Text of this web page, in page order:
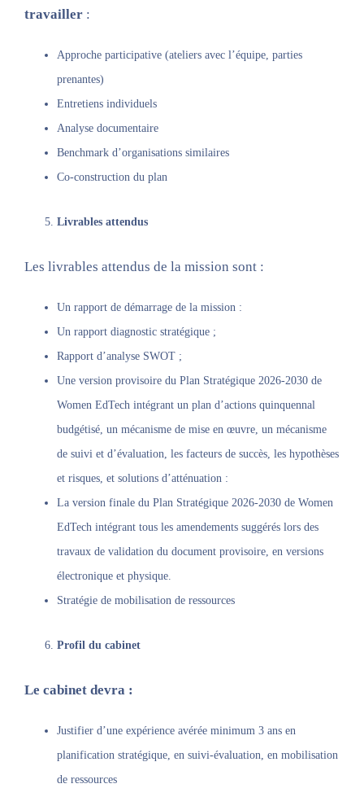
travailler :
Approche participative (ateliers avec l’équipe, parties
prenantes)
Entretiens individuels
Analyse documentaire
Benchmark d’organisations similaires
Co-construction du plan
Livrables attendus
Les livrables attendus de la mission sont :
Un rapport de démarrage de la mission :
Un rapport diagnostic stratégique ;
Rapport d’analyse SWOT ;
Une version provisoire du Plan Stratégique 2026-2030 de
Women EdTech intégrant un plan d’actions quinquennal
budgétisé, un mécanisme de mise en œuvre, un mécanisme
de suivi et d’évaluation, les facteurs de succès, les hypothèses
et risques, et solutions d’atténuation :
La version finale du Plan Stratégique 2026-2030 de Women
EdTech intégrant tous les amendements suggérés lors des
travaux de validation du document provisoire, en versions
électronique et physique.
Stratégie de mobilisation de ressources
Profil du cabinet
Le cabinet devra :
Justifier d’une expérience avérée minimum 3 ans en
planification stratégique, en suivi-évaluation, en mobilisation
de ressources